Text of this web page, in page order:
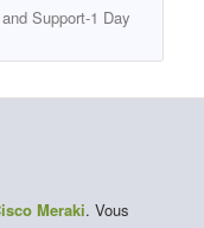
Support-1 Day
Meraki. Vous